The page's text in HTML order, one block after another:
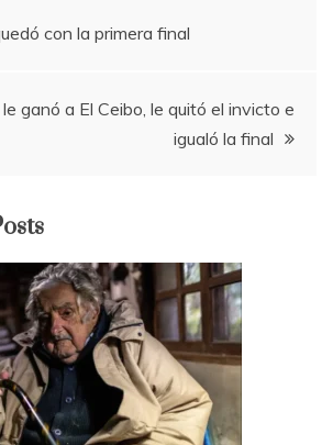
con la primera final
ganó a El Ceibo, le quitó el invicto e
igualó la final